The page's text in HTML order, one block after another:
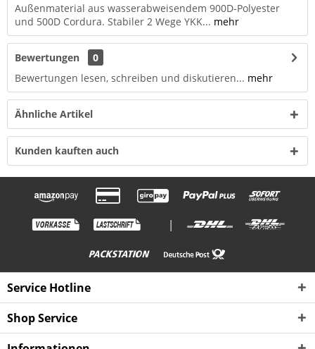
Außenmaterial aus wasserabweisendem 900D-Polyester
und 500D Cordura. Stabiler 2 Wege YKK... mehr
Bewertungen
0
Bewertungen lesen, schreiben und diskutieren... mehr
Ähnliche Artikel
Kunden kauften auch
|
Service Hotline
Shop Service